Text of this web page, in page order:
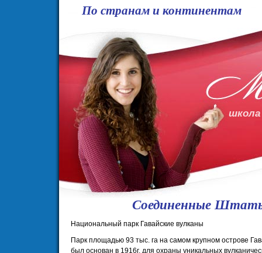
По странам и континентам
Соединенные
Национальный парк Гавайские вулканы
Парк площадью 93 тыс. га на самом крупном острове
был основан в 1916г. для охраны уникальных